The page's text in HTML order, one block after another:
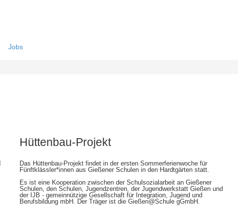
Jobs
Hüttenbau-Projekt
Das Hüttenbau-Projekt findet in der ersten Sommerferienwoche für
Fünftklässler*innen aus Gießener Schulen in den Hardtgärten statt.
Es ist eine Kooperation zwischen der Schulsozialarbeit an Gießener
Schulen, den Schulen, Jugendzentren, der Jugendwerkstatt Gießen und
der IJB - gemeinnützige Gesellschaft für Integration, Jugend und
Berufsbildung mbH. Der Träger ist die Gießen@Schule gGmbH.